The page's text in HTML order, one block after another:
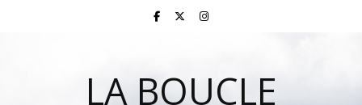
LA BOUCLE